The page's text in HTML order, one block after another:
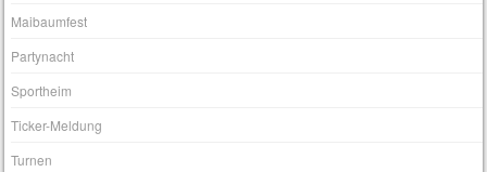
Maibaumfest
Partynacht
Sportheim
Ticker-Meldung
Turnen